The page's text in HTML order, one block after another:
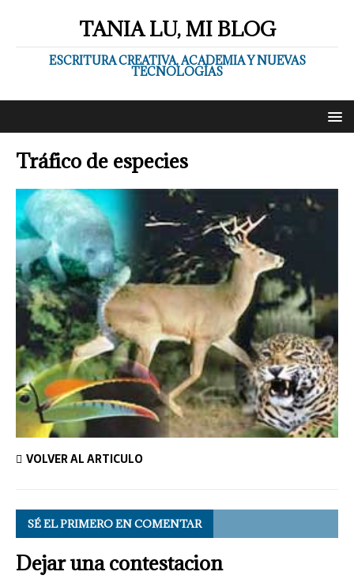
TANIA LU, MI BLOG
ESCRITURA CREATIVA, ACADEMIA Y NUEVAS
TECNOLOGÍAS
Tráfico de especies
VOLVER AL ARTÍCULO
SÉ EL PRIMERO EN COMENTAR
Dejar una contestacion